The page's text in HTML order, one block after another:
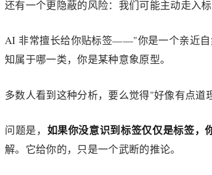
还有一个更隐蔽的风险：我们可能主动走入标
AI 非常擅长给你贴标签——"你是一个亲近自
知属于哪一类，你是某种意象原型。
多数人看到这种分析，要么觉得"好像有点道
问题是， 如果你没意识到标签仅仅是标签，
解。它给你的，只是一个武断的推论。